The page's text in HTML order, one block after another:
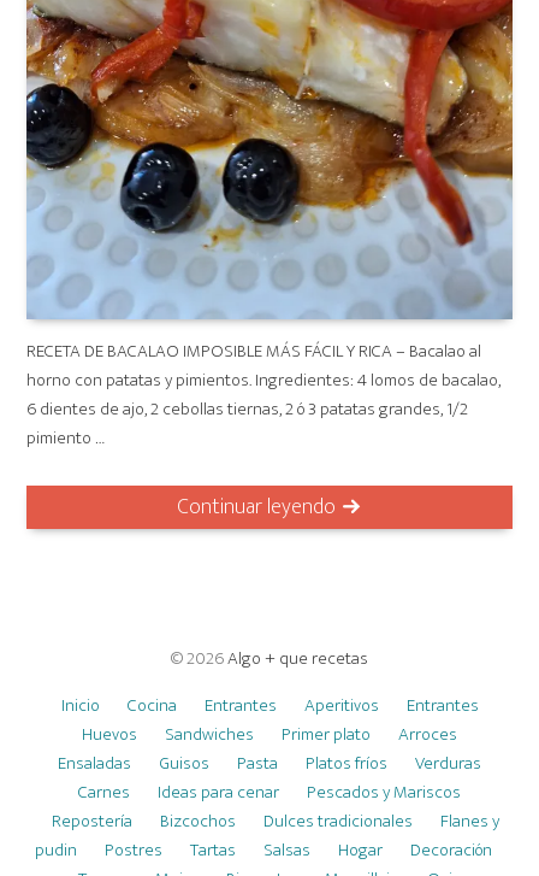
RECETA DE BACALAO IMPOSIBLE MÁS FÁCIL Y RICA – Bacalao al
horno con patatas y pimientos. Ingredientes: 4 lomos de bacalao,
6 dientes de ajo, 2 cebollas tiernas, 2 ó 3 patatas grandes, 1/2
pimiento …
Continuar leyendo
© 2026Algo + que recetas
Inicio
Cocina Entrantes Aperitivos
Entrantes
Huevos
Sandwiches Primer plato
Arroces
Ensaladas
Guisos Pasta Platos fríos
Verduras
Carnes
Ideas para cenar
Pescados y Mariscos
Repostería
Bizcochos Dulces tradicionales
Flanes y
pudin
Postres Tartas Salsas Hogar
Decoración